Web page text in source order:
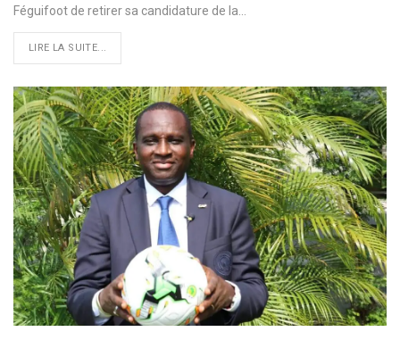
Féguifoot de retirer sa candidature de la
LIRE LA SUITE...